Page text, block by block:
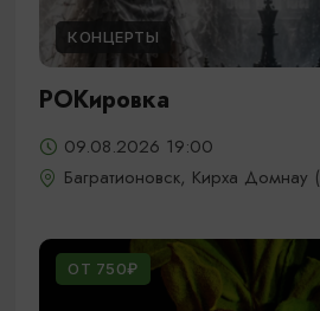
КОНЦЕРТЫ
РОКировка
09.08.2026 19:00
Багратионовск, Кирха
ОТ 750₽